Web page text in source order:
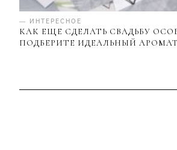
— ИНТЕРЕСНОЕ
КАК ЕЩЕ СДЕЛАТЬ СВАДЬБУ
ПОДБЕРИТЕ ИДЕАЛЬНЫЙ АРОМАТ